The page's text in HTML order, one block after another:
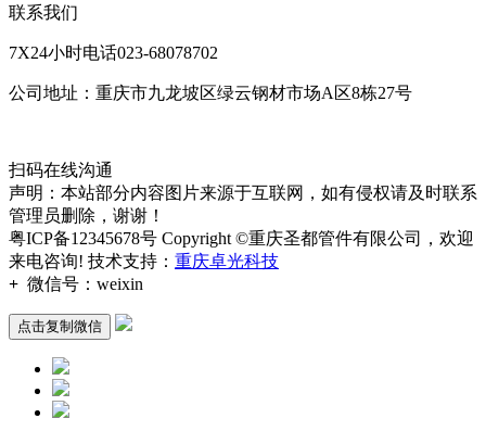
联系我们
7X24小时电话023-68078702
公司地址：重庆市九龙坡区绿云钢材市场A区8栋27号
扫码在线沟通
声明：本站部分内容图片来源于互联网，如有侵权请及时联系
管理员删除，谢谢！
粤ICP备12345678号 Copyright ©重庆圣都管件有限公司，欢迎
来电咨询! 技术支持： 重庆卓光科技
+ 微信号： weixin
点击复制微信